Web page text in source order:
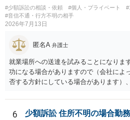
に相手方が遠方である場合は）対応が面
手方の主張については、和解で減額を考
お、残念ながら、「連絡も返ってこず、
せん。
#少額訴訟の相談・依頼 #個人・プライベート
#音信不通・行方不明の相手
2026年7月13日
匿名A 弁護士
就業場所への送達を試みることになりま
功になる場合がありますので（会社によ
否する方針にしている場合があります）
6
少額訴訟 住所不明の場合勤